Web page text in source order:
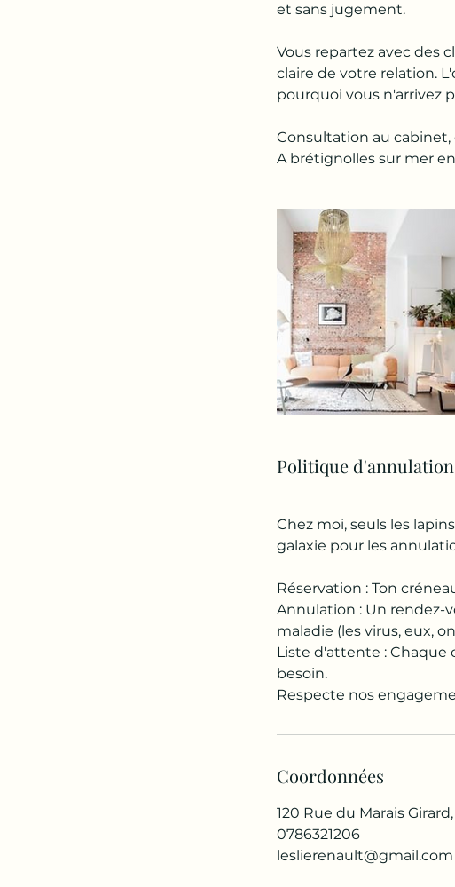
et sans jugement.
Vous repartez avec des
claire de votre relation.
pourquoi vous n'arrivez
Consultation au
A brétignolles sur mer
Politique d'annulation
Chez moi, seuls les
galaxie pour les
Réservation : Ton
Annulation : Un rendez-
maladie (les virus, eux,
Liste d'attente :
besoin.
Respecte nos
Coordonnées
120 Rue du Marais
0786321206
leslierenault@gmail.com